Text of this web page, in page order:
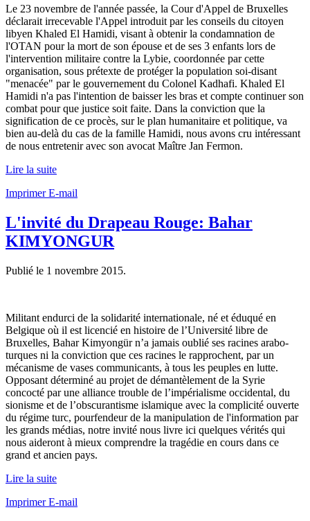
Le 23 novembre de l'année passée, la Cour d'Appel de Bruxelles
déclarait irrecevable l'Appel introduit par les conseils du citoyen
libyen Khaled El Hamidi, visant à obtenir la condamnation de
l'OTAN pour la mort de son épouse et de ses 3 enfants lors de
l'intervention militaire contre la Lybie, coordonnée par cette
organisation, sous prétexte de protéger la population soi-disant
"menacée" par le gouvernement du Colonel Kadhafi. Khaled El
Hamidi n'a pas l'intention de baisser les bras et compte continuer son
combat pour que justice soit faite. Dans la conviction que la
signification de ce procès, sur le plan humanitaire et politique, va
bien au-delà du cas de la famille Hamidi, nous avons cru intéressant
de nous entretenir avec son avocat Maître Jan Fermon.
Lire la suite
ImprimerE-mail
L'invité du Drapeau Rouge: Bahar
KIMYONGUR
Publié le 1 novembre 2015.
Militant endurci de la solidarité internationale, né et éduqué en
Belgique où il est licencié en histoire de l’Université libre de
Bruxelles, Bahar Kimyongür n’a jamais oublié ses racines arabo-
turques ni la conviction que ces racines le rapprochent, par un
mécanisme de vases communicants, à tous les peuples en lutte.
Opposant déterminé au projet de démantèlement de la Syrie
concocté par une alliance trouble de l’impérialisme occidental, du
sionisme et de l’obscurantisme islamique avec la complicité ouverte
du régime turc, pourfendeur de la manipulation de l'information par
les grands médias, notre invité nous livre ici quelques vérités qui
nous aideront à mieux comprendre la tragédie en cours dans ce
grand et ancien pays.
Lire la suite
ImprimerE-mail